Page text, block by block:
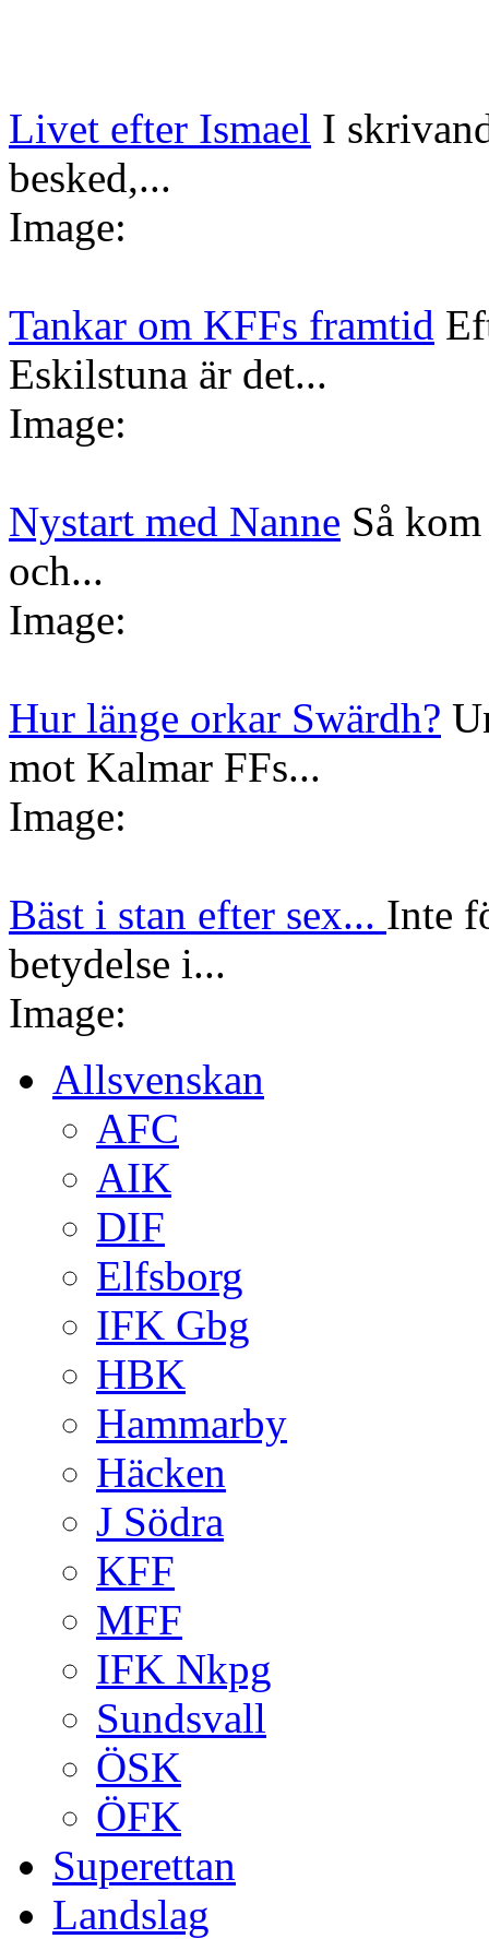
Livet efter Ismael I
besked,...
Image:
Tankar om KFFs framtid
Eskilstuna är det...
Image:
Nystart med Nanne Så
och...
Image:
Hur länge orkar Swärdh?
mot Kalmar FFs...
Image:
Bäst i stan efter sex... Inte
betydelse i...
Image:
Allsvenskan
AFC
AIK
DIF
Elfsborg
IFK Gbg
HBK
Hammarby
Häcken
J Södra
KFF
MFF
IFK Nkpg
Sundsvall
ÖSK
ÖFK
Superettan
Landslag